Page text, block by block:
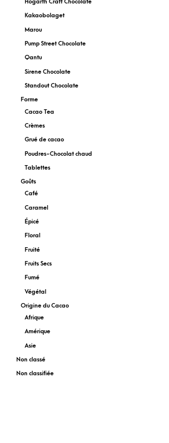
Hogarth Craft Chocolate
Kakaobolaget
Marou
Pump Street Chocolate
Qantu
Sirene Chocolate
Standout Chocolate
Forme
Cacao Tea
Crèmes
Grué de cacao
Poudres-Chocolat chaud
Tablettes
Goûts
Café
Caramel
Épicé
Floral
Fruité
Fruits Secs
Fumé
Végétal
Origine du Cacao
Afrique
Amérique
Asie
Non classé
Non classifiée